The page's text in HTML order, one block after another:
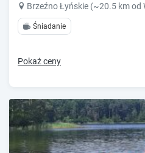
Brzeźno Łyńskie (~20.5 km od
Śniadanie
Pokaż ceny